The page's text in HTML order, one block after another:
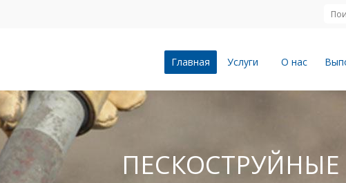
Главная Услуги О нас